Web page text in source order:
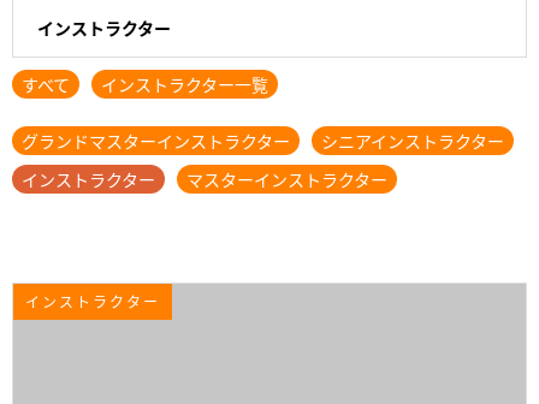
インストラクター
すべて インストラクター一覧
グランドマスターインストラクター
シニアインストラクター
インストラクター
マスターインストラクター
インストラクター